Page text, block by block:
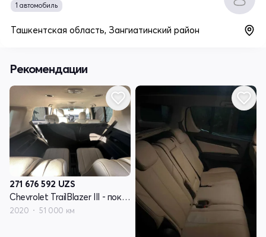
1 автомобиль
Ташкентская область, Зангиатинский район
Рекомендации
271 676 592 UZS
Chevrolet TrailBlazer III - поколение
2020 51 000 км